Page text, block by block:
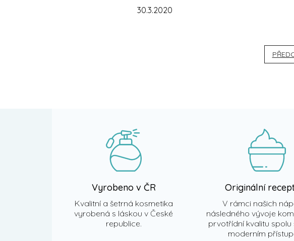
30.3.2020
Vyrobeno v ČR
Kvalitní a šetrná kosmetika
vyrobená s láskou v České
republice.
Originální
V rámci našich
následného vývoje
prvotřídní kvalitu spolu
moderním